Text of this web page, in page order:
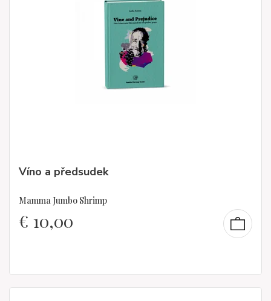
Víno a předsudek
Mamma Jumbo Shrimp
€ 10,00